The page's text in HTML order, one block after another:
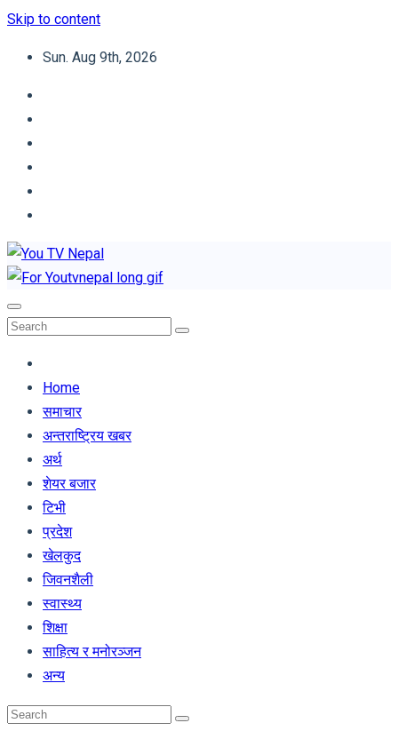
Skip to content
Sun. Aug 9th, 2026
Home
समाचार
अन्तराष्ट्रिय खबर
अर्थ
शेयर बजार
टिभी
प्रदेश
खेलकुद
जिवनशैली
स्वास्थ्य
शिक्षा
साहित्य र मनोरञ्जन
अन्य